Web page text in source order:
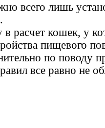
всего лишь
в расчет кошек, у
пищевого
по поводу
все равно не